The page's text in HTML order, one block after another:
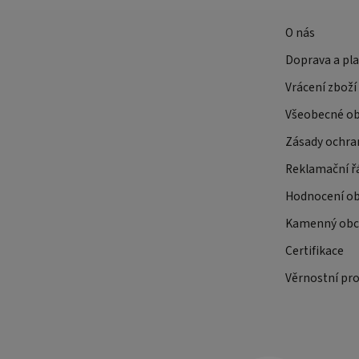
O nás
Doprava a
Vrácení zboží
Všeobecné
Zásady
Reklamační
Hodnocení
Kamenný
Certifikace
Věrnostní